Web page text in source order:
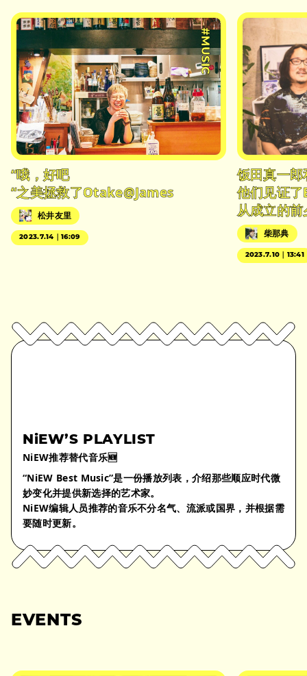
#MUSIC
“哦，好吧
“之美拯救了Otake@James
松井友里
2023.7.14｜16:09
饭田真一
他们见证
从成立的
柴那典
2023.7.10｜13:41
NiEW’S PLAYLIST
NiEW推荐替代音乐🆕
“NiEW Best Music”是一份播放列表，介绍那些顺应时代微
妙变化并提供新选择的艺术家。
NiEW编辑人员推荐的音乐不分名气、流派或国界，并根据需
要随时更新。
EVENTS